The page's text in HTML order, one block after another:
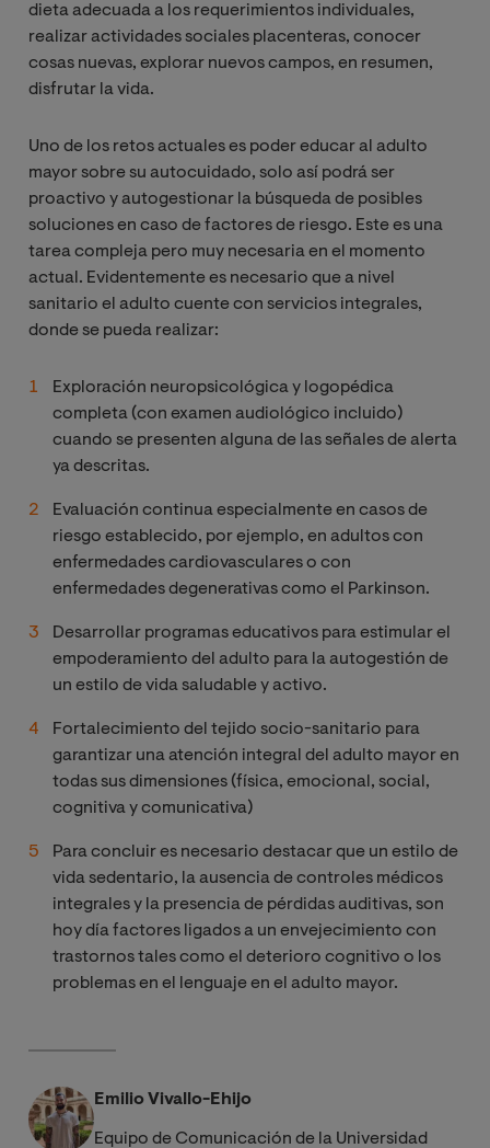
dieta adecuada a los requerimientos individuales,
realizar actividades sociales placenteras, conocer
cosas nuevas, explorar nuevos campos, en resumen,
disfrutar la vida.
Uno de los retos actuales es poder educar al adulto
mayor sobre su autocuidado, solo así podrá ser
proactivo y autogestionar la búsqueda de posibles
soluciones en caso de factores de riesgo. Este es una
tarea compleja pero muy necesaria en el momento
actual. Evidentemente es necesario que a nivel
sanitario el adulto cuente con servicios integrales,
donde se pueda realizar:
Exploración neuropsicológica y logopédica
completa (con examen audiológico incluido)
cuando se presenten alguna de las señales de alerta
ya descritas.
Evaluación continua especialmente en casos de
riesgo establecido, por ejemplo, en adultos con
enfermedades cardiovasculares o con
enfermedades degenerativas como el Parkinson.
Desarrollar programas educativos para estimular el
empoderamiento del adulto para la autogestión de
un estilo de vida saludable y activo.
Fortalecimiento del tejido socio-sanitario para
garantizar una atención integral del adulto mayor en
todas sus dimensiones (física, emocional, social,
cognitiva y comunicativa)
Para concluir es necesario destacar que un estilo de
vida sedentario, la ausencia de controles médicos
integrales y la presencia de pérdidas auditivas, son
hoy día factores ligados a un envejecimiento con
trastornos tales como el deterioro cognitivo o los
problemas en el lenguaje en el adulto mayor.
Emilio Vivallo-Ehijo
Equipo de Comunicación de la Universidad